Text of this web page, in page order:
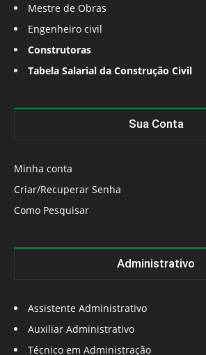
Mestre de Obras
Engenheiro civil
Construtoras
Tabela Salarial da Construção Civil
Sua Conta
Minha conta
Criar/Recuperar Senha
Como Pesquisar
Administrativo
Assistente Administrativo
Auxiliar Administrativo
Técnico em Administração